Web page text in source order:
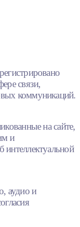
связи,
коммуникаций.
на сайте,
и
аудио и